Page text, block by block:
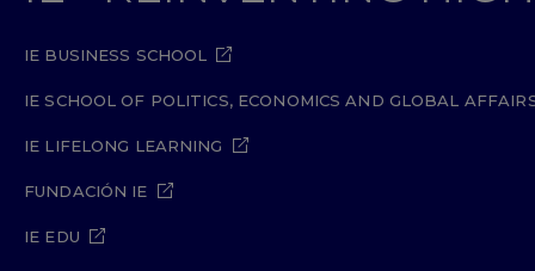
IE BUSINESS SCHOOL
IE SCHOOL OF POLITICS, ECONOMICS AND GLOBAL
IE LIFELONG LEARNING
FUNDACIÓN IE
IE EDU